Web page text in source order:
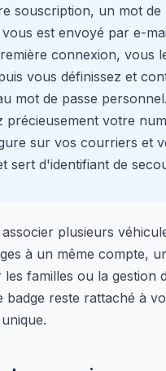
souscription, un mot de
est envoyé par e-
connexion, vous
vous définissez et
mot de passe personnel.
précieusement votre
sur vos courriers et
sert d'identifiant de
plusieurs
à un même compte,
familles ou la gestion
badge reste rattaché à